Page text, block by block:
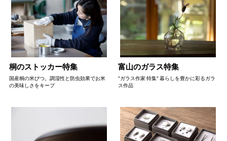
桐のストッカー特集
国産桐の米びつ。調湿性と防虫効果でお米
の美味しさをキープ
富山のガラス特集
"ガラス作家 特集" 暮らしを豊かに彩るガラ
ス作品